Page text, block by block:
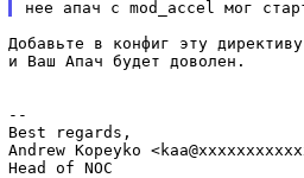
Добавьте в конфиг эту
и Ваш Апач будет доволен.
--
Best regards,
Andrew Kopeyko
Head of NOC